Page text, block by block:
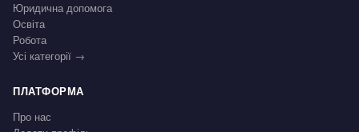
Юридична допомога
Освіта
Робота
Усі категорії →
ПЛАТФОРМА
Про нас